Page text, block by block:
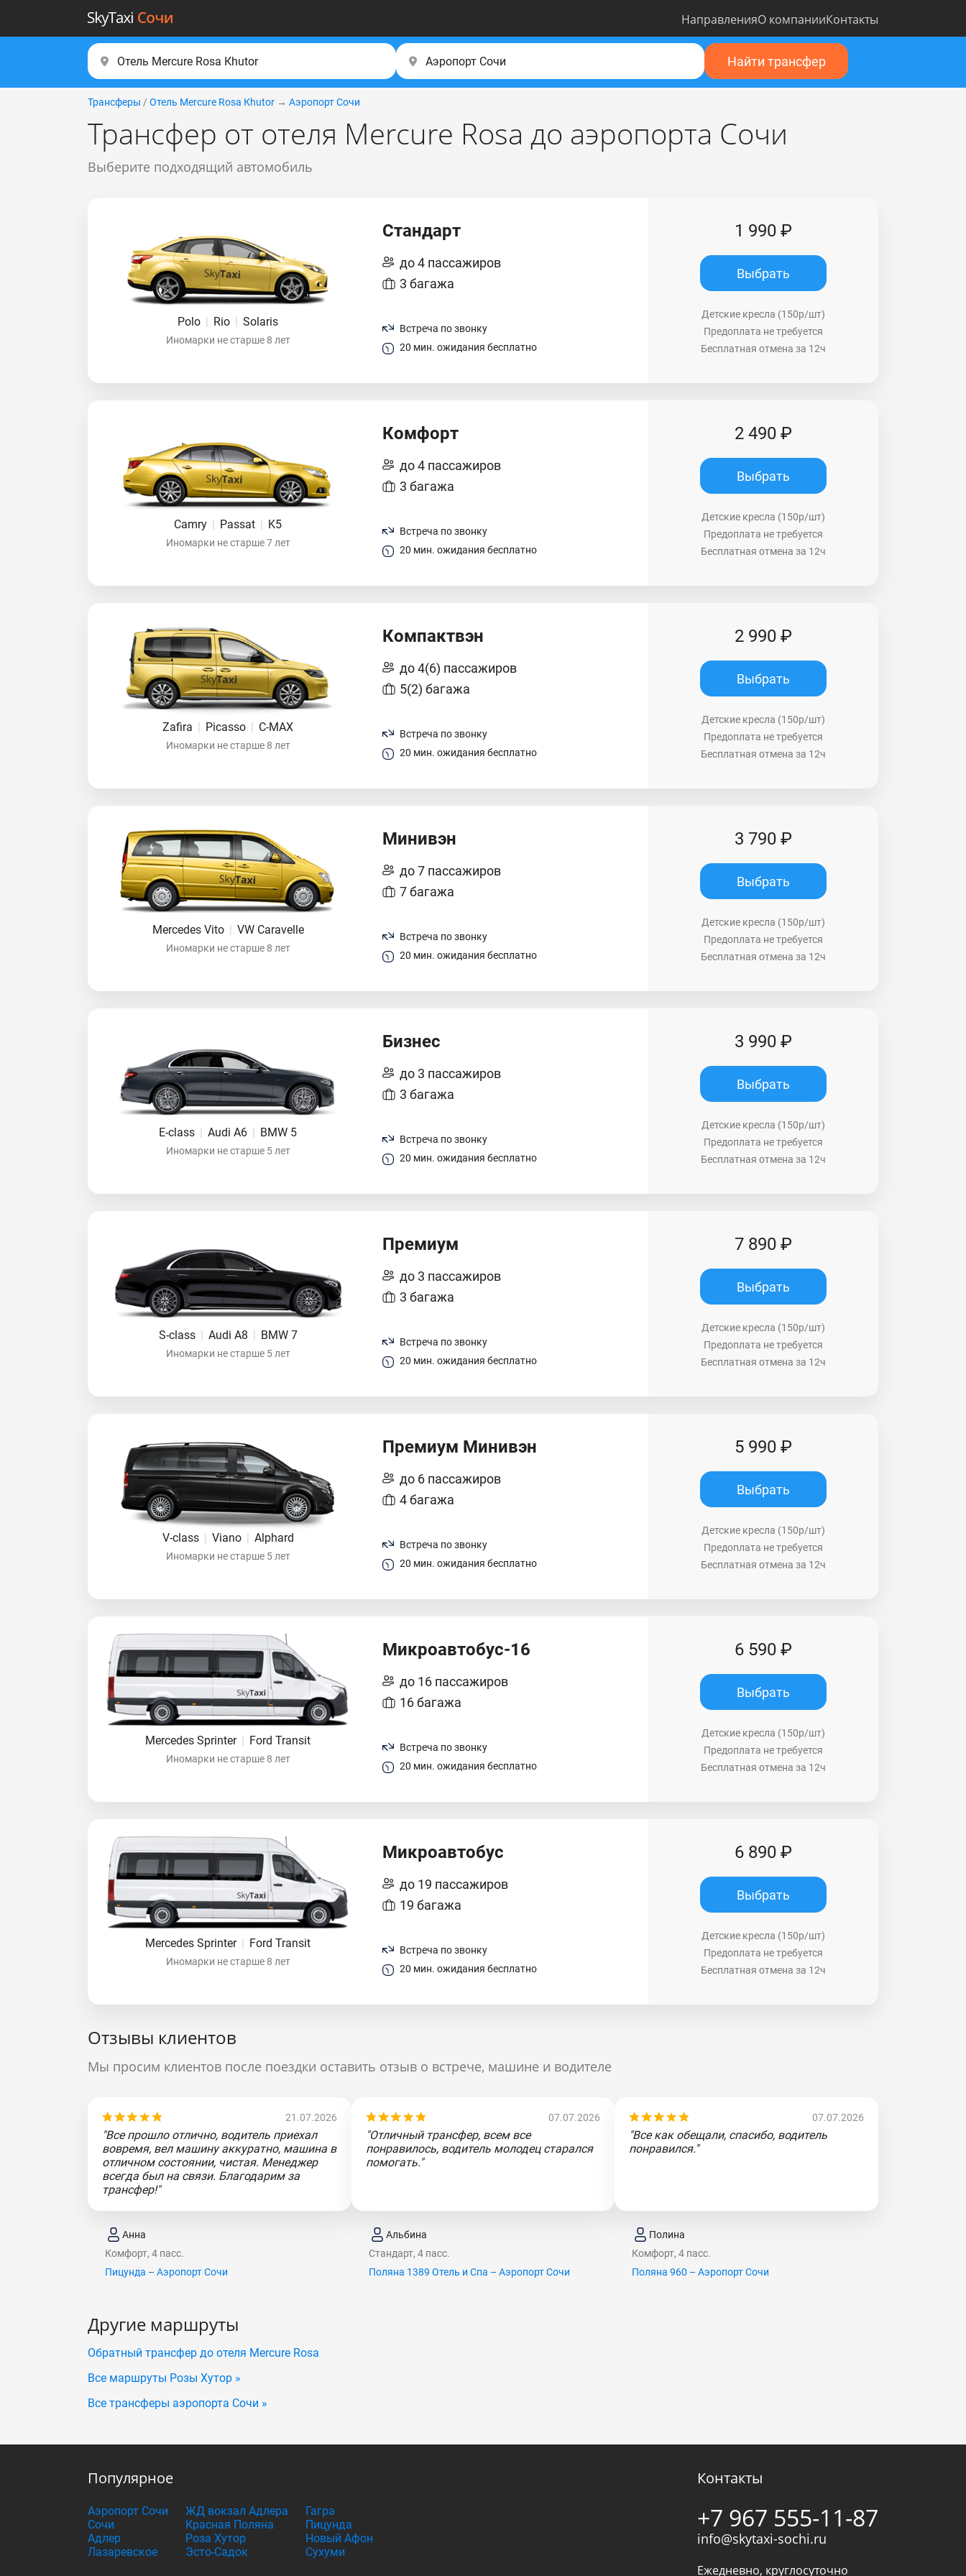
НаправленияО компанииКонтакты
Найти трансфер
Трансферы / Отель Mercure Rоsа Кhutоr → Аэропорт Сочи
Трансфер от отеля Mercure Rоsа до аэропорта Сочи
Выберите подходящий автомобиль
Polo | Rio | Solaris
Иномарки не старше 8 лет
Стандарт
до 4 пассажиров
3 багажа
Встреча по звонку
20 мин. ожидания бесплатно
1 990 ₽
Выбрать
Детские кресла (150р/шт)
Предоплата не требуется
Бесплатная отмена за 12ч
Camry | Passat | K5
Иномарки не старше 7 лет
Комфорт
до 4 пассажиров
3 багажа
Встреча по звонку
20 мин. ожидания бесплатно
2 490 ₽
Выбрать
Детские кресла (150р/шт)
Предоплата не требуется
Бесплатная отмена за 12ч
Zafira | Picasso | C-MAX
Иномарки не старше 8 лет
Компактвэн
до 4(6) пассажиров
5(2) багажа
Встреча по звонку
20 мин. ожидания бесплатно
2 990 ₽
Выбрать
Детские кресла (150р/шт)
Предоплата не требуется
Бесплатная отмена за 12ч
Mercedes Vito | VW Caravelle
Иномарки не старше 8 лет
Минивэн
до 7 пассажиров
7 багажа
Встреча по звонку
20 мин. ожидания бесплатно
3 790 ₽
Выбрать
Детские кресла (150р/шт)
Предоплата не требуется
Бесплатная отмена за 12ч
E-class | Audi A6 | BMW 5
Иномарки не старше 5 лет
Бизнес
до 3 пассажиров
3 багажа
Встреча по звонку
20 мин. ожидания бесплатно
3 990 ₽
Выбрать
Детские кресла (150р/шт)
Предоплата не требуется
Бесплатная отмена за 12ч
S-class | Audi A8 | BMW 7
Иномарки не старше 5 лет
Премиум
до 3 пассажиров
3 багажа
Встреча по звонку
20 мин. ожидания бесплатно
7 890 ₽
Выбрать
Детские кресла (150р/шт)
Предоплата не требуется
Бесплатная отмена за 12ч
V-class | Viano | Alphard
Иномарки не старше 5 лет
Премиум Минивэн
до 6 пассажиров
4 багажа
Встреча по звонку
20 мин. ожидания бесплатно
5 990 ₽
Выбрать
Детские кресла (150р/шт)
Предоплата не требуется
Бесплатная отмена за 12ч
Mercedes Sprinter | Ford Transit
Иномарки не старше 8 лет
Микроавтобус-16
до 16 пассажиров
16 багажа
Встреча по звонку
20 мин. ожидания бесплатно
6 590 ₽
Выбрать
Детские кресла (150р/шт)
Предоплата не требуется
Бесплатная отмена за 12ч
Mercedes Sprinter | Ford Transit
Иномарки не старше 8 лет
Микроавтобус
до 19 пассажиров
19 багажа
Встреча по звонку
20 мин. ожидания бесплатно
6 890 ₽
Выбрать
Детские кресла (150р/шт)
Предоплата не требуется
Бесплатная отмена за 12ч
Отзывы клиентов
Мы просим клиентов после поездки оставить отзыв о встрече, машине и водителе
21.07.2026
"Все прошло отлично, водитель приехал
вовремя, вел машину аккуратно, машина в
отличном состоянии, чистая. Менеджер
всегда был на связи. Благодарим за
трансфер!"
Анна
Комфорт, 4 пасс.
Пицунда – Аэропорт Сочи
07.07.2026
"Отличный трансфер, всем все
понравилось, водитель молодец старался
помогать."
Альбина
Стандарт, 4 пасс.
Поляна 1389 Отель и Спа – Аэропорт Сочи
07.07.2026
"Все как обещали, спасибо, водитель
понравился."
Полина
Комфорт, 4 пасс.
Поляна 960 – Аэропорт Сочи
Другие маршруты
Обратный трансфер до отеля Mercure Rоsа
Все маршруты Розы Хутор »
Все трансферы аэропорта Сочи »
Популярное
Аэропорт Сочи
Сочи
Адлер
Лазаревское
ЖД вокзал Адлера
Красная Поляна
Роза Хутор
Эсто-Садок
Гагра
Пицунда
Новый Афон
Сухуми
Контакты
+7 967 555-11-87
info@skytaxi-sochi.ru
Ежедневно, круглосуточно